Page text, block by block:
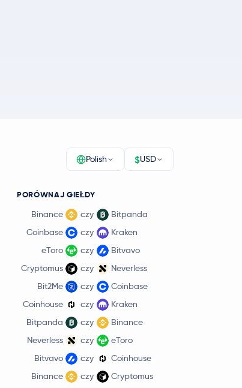
Polish $USD
PORÓWNAJ GIEŁDY
Binance czy
Bitpanda
Coinbase
czy
Kraken
eToro
czy
Bitvavo
Cryptomus
czy
Neverless
Bit2Me
czy
Coinbase
Coinhouse
czy
Kraken
Bitpanda
czy
Binance
Neverless
czy
eToro
Bitvavo
czy
Coinhouse
Binance
czy Cryptomus